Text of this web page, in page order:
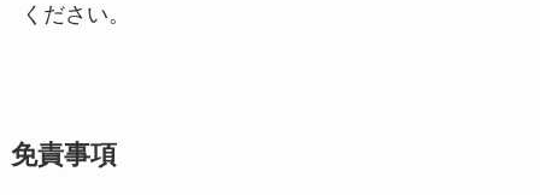
ください。
免責事項